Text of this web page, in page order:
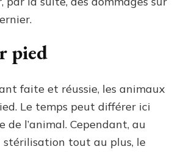
pied
faite et réussie, les animaux
Le temps peut différer ici
de l’animal. Cependant, au
stérilisation tout au plus, le